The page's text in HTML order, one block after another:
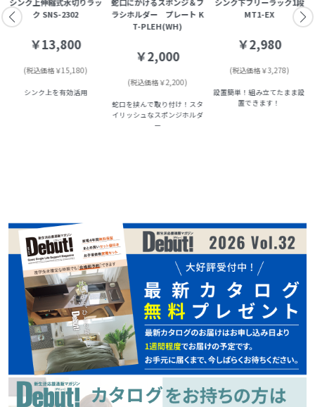
ク SNS-2302
￥13,800
(税込価格￥15,180)
シンク上を有効活用
ラシホルダー プレート K
T-PLEH(WH)
￥2,000
(税込価格￥2,200)
蛇口を挟んで取り付け！スタ
イリッシュなスポンジホルダ
ー
MT1-EX
￥2,980
(税込価格￥3,278)
設置簡単！組み立てたまま設
置できます！